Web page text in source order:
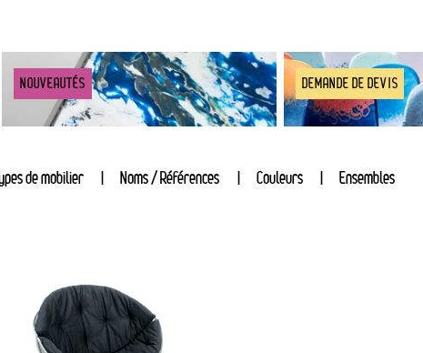
NOUVEAUTÉS DEMANDE DE DEVIS
de mobilier Noms / Références Couleurs Ensembles